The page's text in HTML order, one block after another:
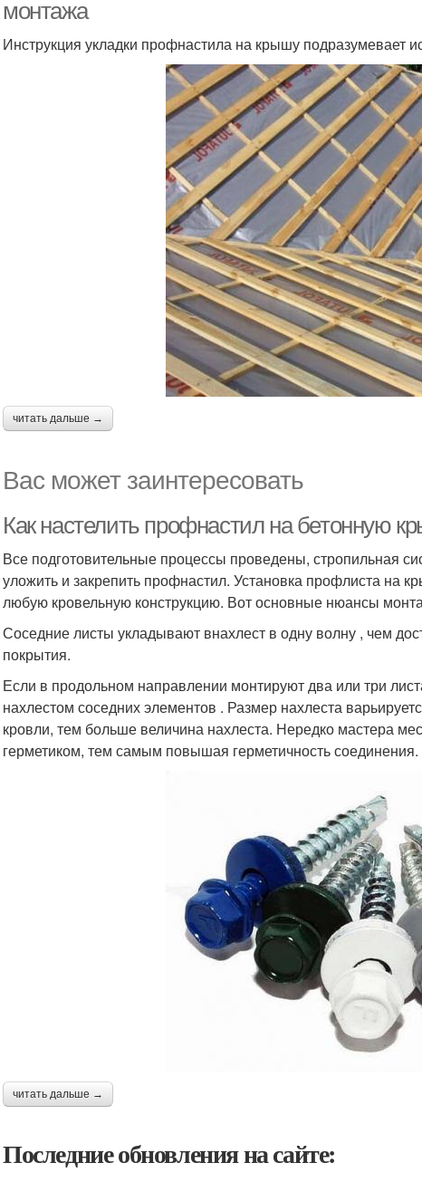
монтажа
Инструкция укладки профнастила на крышу подразумевает
читать дальше →
Вас может заинтересовать
Как настелить профнастил на бетонную
Все подготовительные процессы проведены, стропильная
уложить и закрепить профнастил. Установка профлиста на
любую кровельную конструкцию. Вот основные нюансы
Соседние листы укладывают внахлест в одну волну , чем
покрытия.
Если в продольном направлении монтируют два или три
нахлестом соседних элементов . Размер нахлеста
кровли, тем больше величина нахлеста. Нередко мастера
герметиком, тем самым повышая герметичность соединения.
читать дальше →
Последние обновления на сайте: